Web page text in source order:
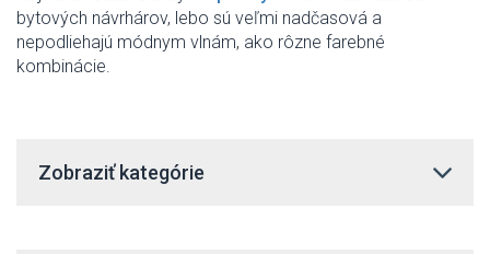
bytových návrhárov, lebo sú veľmi nadčasová a
nepodliehajú módnym vlnám, ako rôzne farebné
kombinácie.
Zobraziť kategórie